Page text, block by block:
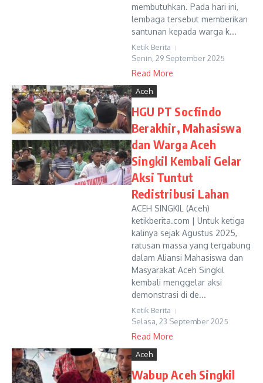
membutuhkan. Pada hari ini,
lembaga tersebut memberikan
santunan kepada warga k...
Ketik Berita
Senin, 29 September 2025
Read More
Aceh
HGU PT Socfindo
Berakhir, Mahasiswa
dan Warga Aceh
Singkil Kembali Gelar
Aksi Tuntut
Redistribusi Lahan
ACEH SINGKIL (Aceh)
ketikberita.com | Untuk ketiga
kalinya sejak Agustus 2025,
ratusan massa yang tergabung
dalam Aliansi Mahasiswa dan
Masyarakat Aceh Singkil
kembali menggelar aksi
demonstrasi di de...
Ketik Berita
Selasa, 23 September 2025
Read More
Aceh
Wabup Aceh Singkil